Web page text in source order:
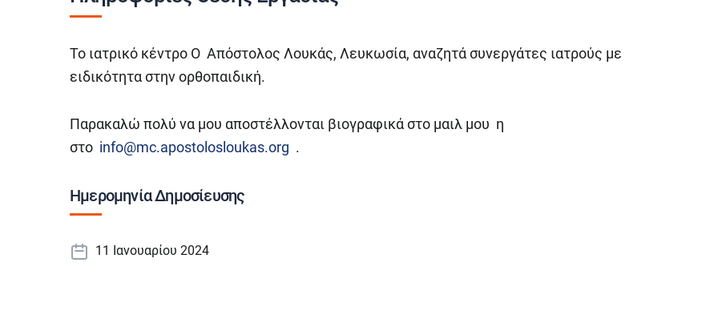
Το ιατρικό κέντρο Ο Απόστολος Λουκάς, Λευκωσία, αναζητά συνεργάτες ιατρούς με
ειδικότητα στην ορθοπαιδική.
Παρακαλώ πολύ να μου αποστέλλονται βιογραφικά στο μαιλ μου η
στο info@mc.apostolosloukas.org .
Ημερομηνία Δημοσίευσης
11 Ιανουαρίου 2024